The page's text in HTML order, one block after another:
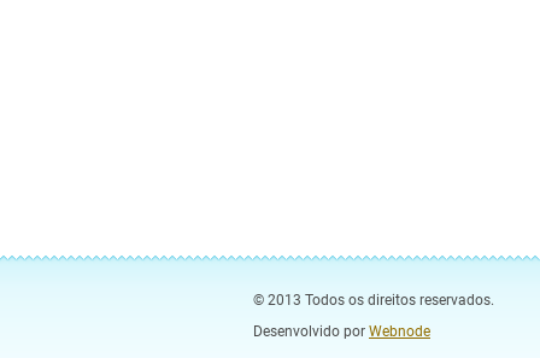
© 2013 Todos os direitos reservados.
Desenvolvido por Webnode